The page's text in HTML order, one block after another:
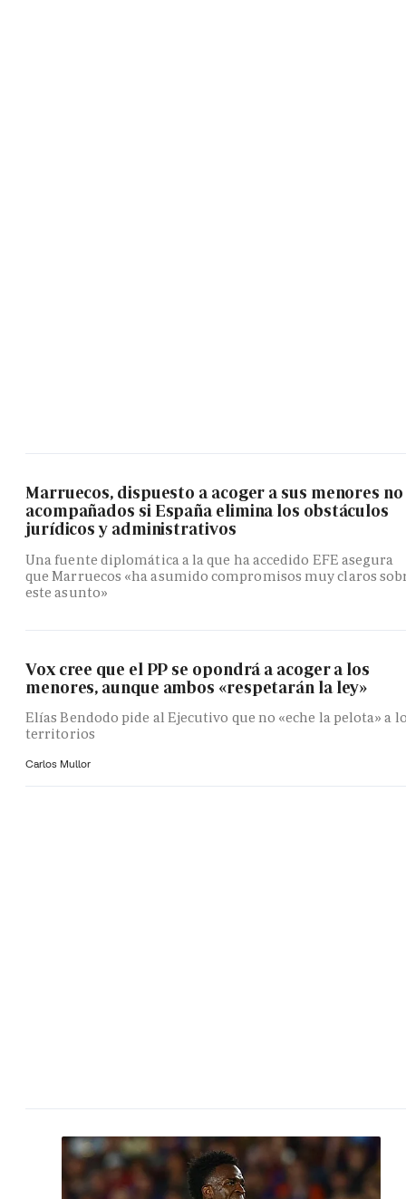
Marruecos, dispuesto a acoger a sus menores no
acompañados si España elimina los obstáculos
jurídicos y administrativos
Una fuente diplomática a la que ha accedido EFE asegura
que Marruecos «ha asumido compromisos muy claros
este asunto»
Vox cree que el PP se opondrá a acoger a los
menores, aunque ambos «respetarán la ley»
Elías Bendodo pide al Ejecutivo que no «eche la pelota» a
territorios
Carlos Mullor